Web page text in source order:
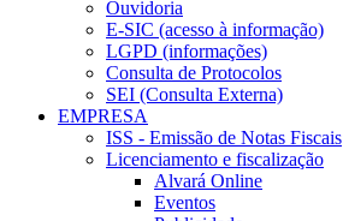
Ouvidoria
E-SIC (acesso à informação)
LGPD (informações)
Consulta de Protocolos
SEI (Consulta Externa)
EMPRESA
ISS - Emissão de Notas Fiscais
Licenciamento e fiscalização
Alvará Online
Eventos